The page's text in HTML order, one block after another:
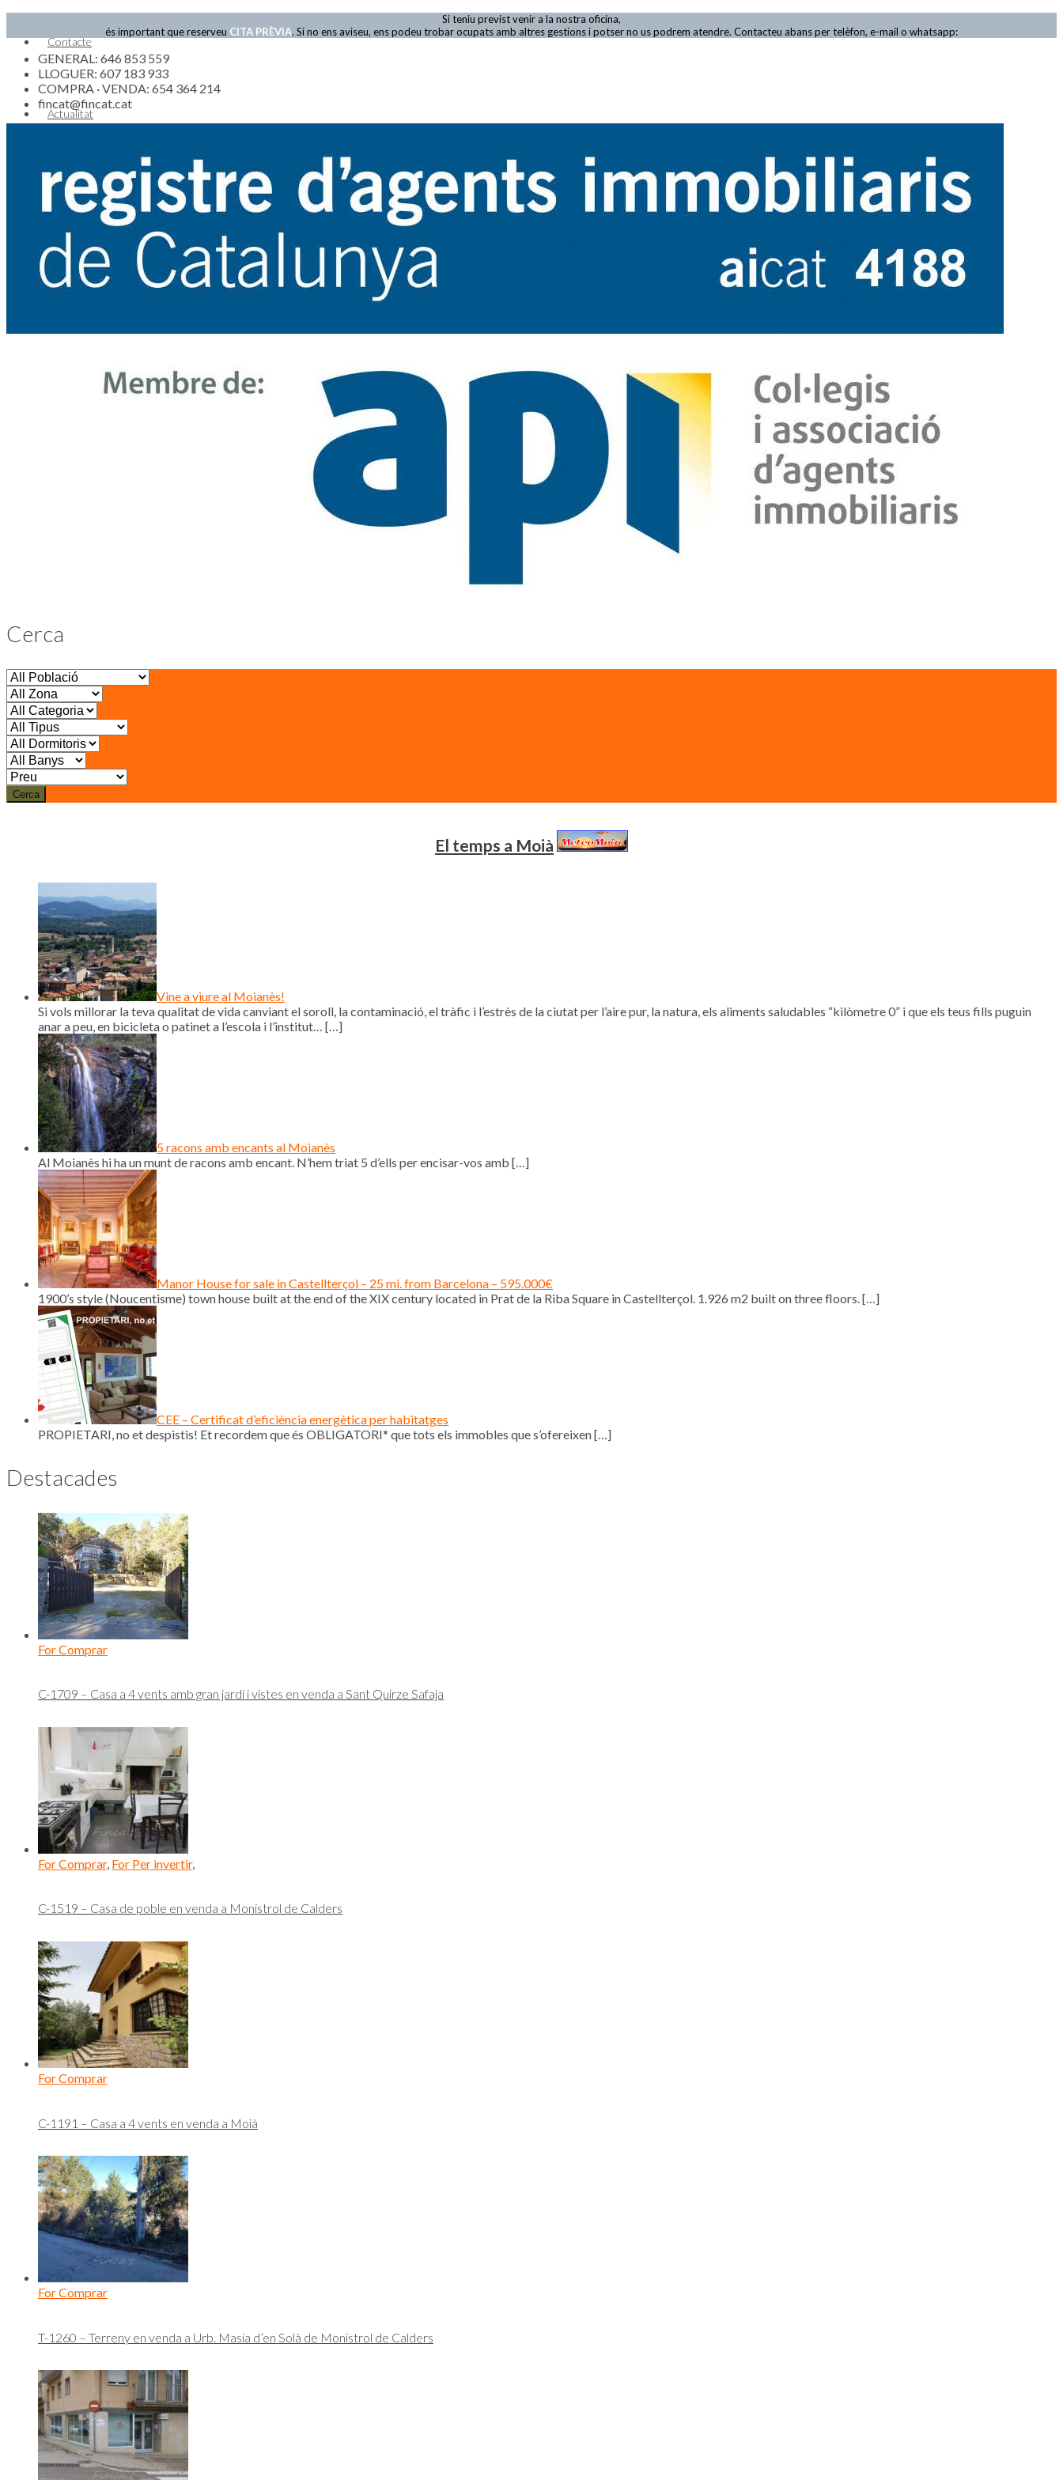
Contacte
Actualitat
Si teniu previst venir a la nostra oficina,
és important que reserveu CITA PRÈVIA. Si no ens aviseu, ens podeu trobar ocupats amb altres gestions i potser no us podrem atendre. Contacteu abans per telèfon, e-mail o whatsapp:
GENERAL: 646 853 559
LLOGUER: 607 183 933
COMPRA · VENDA: 654 364 214
fincat@fincat.cat
Cerca
Cerca
El temps a Moià
Vine a viure al Moianès!
Si vols millorar la teva qualitat de vida canviant el soroll, la contaminació, el tràfic i l’estrès de la ciutat per l’aire pur, la natura, els aliments saludables “kilòmetre 0” i que els teus fills puguin
anar a peu, en bicicleta o patinet a l’escola i l’institut…
[…]
5 racons amb encants al Moianès
Al Moianès hi ha un munt de racons amb encant. N’hem triat 5 d’ells per encisar-vos amb […]
Manor House for sale in Castellterçol – 25 mi. from Barcelona – 595.000€
1900’s style (Noucentisme) town house built at the end of the XIX century located in Prat de la Riba Square in Castellterçol. 1.926 m2 built on three floors. […]
CEE – Certificat d’eficiència energètica per habitatges
PROPIETARI, no et despistis! Et recordem que és OBLIGATORI* que tots els immobles que s’ofereixen[…]
Destacades
For Comprar
C-1709 – Casa a 4 vents amb gran jardí i vistes en venda a Sant Quirze Safaja
For Comprar, For Per invertir,
C-1519 – Casa de poble en venda a Monistrol de Calders
For Comprar
C-1191 – Casa a 4 vents en venda a Moià
For Comprar
T-1260 – Terreny en venda a Urb. Masia d’en Solà de Monistrol de Calders